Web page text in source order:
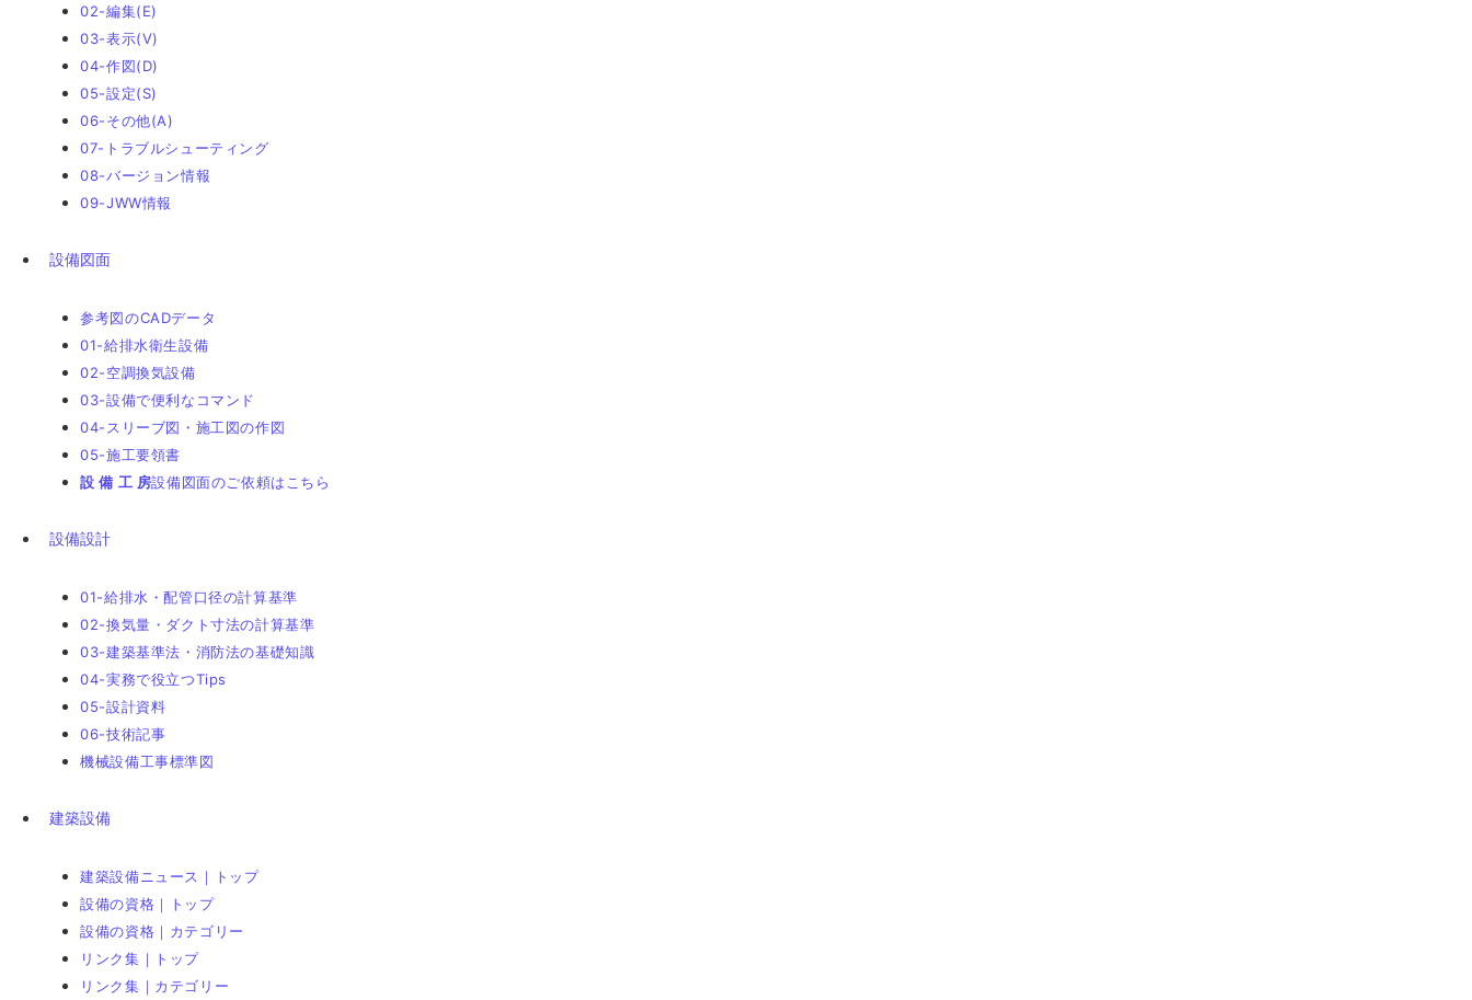
02-編集(E)
03-表示(V)
04-作図(D)
05-設定(S)
06-その他(A)
07-トラブルシューティング
08-バージョン情報
09-JWW情報
設備図面
参考図のCADデータ
01-給排水衛生設備
02-空調換気設備
03-設備で便利なコマンド
04-スリーブ図・施工図の作図
05-施工要領書
設 備 工 房設備図面のご依頼はこちら
設備設計
01-給排水・配管口径の計算基準
02-換気量・ダクト寸法の計算基準
03-建築基準法・消防法の基礎知識
04-実務で役立つTips
05-設計資料
06-技術記事
機械設備工事標準図
建築設備
建築設備ニュース｜トップ
設備の資格｜トップ
設備の資格｜カテゴリー
リンク集｜トップ
リンク集｜カテゴリー